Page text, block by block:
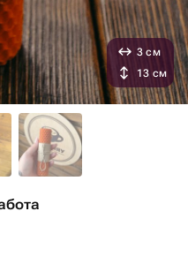
3 см
13 см